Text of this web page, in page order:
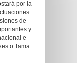
por la
de
y
e
o Tama